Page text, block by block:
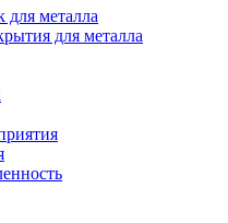
металла
для металла